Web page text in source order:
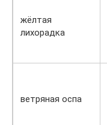
жёлтая
лихорадка
ветряная оспа